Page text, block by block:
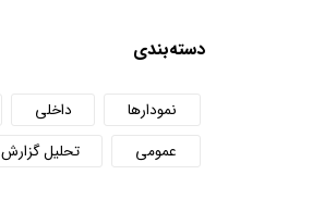
دسته‌بندی
نمودارها داخلی
عمومی
تحلیل گزارش